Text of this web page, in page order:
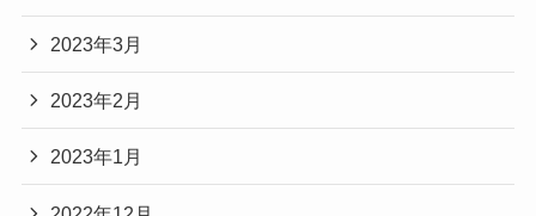
2023年3月
2023年2月
2023年1月